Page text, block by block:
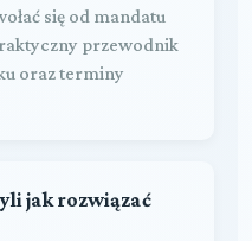
się od mandatu
przewodnik
oraz terminy
jak rozwiązać